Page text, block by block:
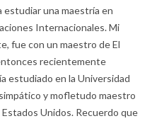
estudiar una maestría en
Internacionales. Mi
fue con un maestro de El
recientemente
estudiado en la Universidad
y mofletudo maestro
Unidos. Recuerdo que